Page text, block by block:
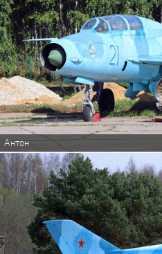
Антон